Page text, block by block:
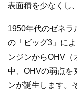
表面積を少なくし
1950年代のゼネラ
の「ビッグ3」に
ンジンからOHV（
中、OHVの弱点を
ンが誕生します。